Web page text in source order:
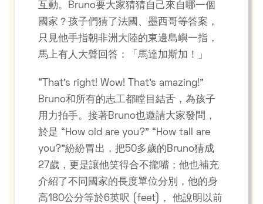
互動。Bruno要大家猜猜自己來自哪一個
國家？孩子們猜了法國、墨西哥等答案，
只見他手指朝非洲大陸的東邊島嶼一指，
馬上有人大聲回答：「馬達加斯加！」
“That’s right! Wow! That’s amazing!”
Bruno和所有的志工都瞠目結舌，為孩子
用力拍手。接著Bruno也邀請大家發問，
於是 “How old are you?” “How tall are
you?”紛紛冒出，把50多歲的Bruno猜成
27歲，更是讓他笑得合不攏嘴；他也補充
介紹了不同國家的長度單位分別，他的身
高180公分等於6英呎 (feet)， 他說明以前